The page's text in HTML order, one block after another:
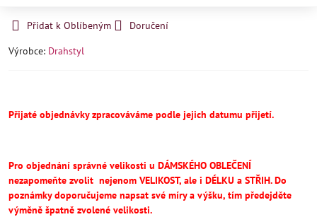
Přidat k Oblíbeným
Doručení
Výrobce: Drahstyl
Přijaté objednávky zpracováváme podle jejich datumu přijetí.
Pro objednání správné velikosti u DÁMSKÉHO OBLEČENÍ
nezapomeňte zvolit nejenom VELIKOST, ale i DÉLKU a STŘIH.Do
poznámky doporučujeme napsat své míry a výšku, tím předejděte
výměně špatně zvolené velikosti.